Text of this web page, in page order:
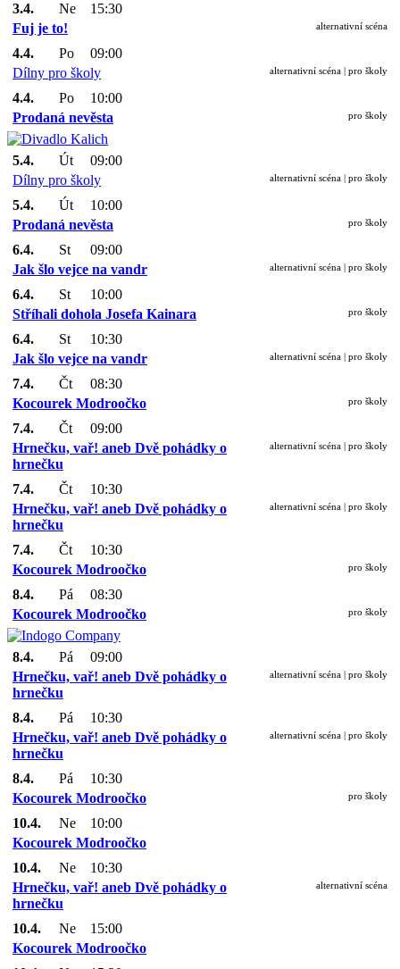
3.4.
Ne
15:30
Fuj je to!
alternativní scéna
4.4. Po
09:00
Dílny pro školy
alternativní scéna | pro školy
4.4. Po
10:00
Prodaná nevěsta
pro školy
5.4. Út
09:00
Dílny pro školy
alternativní scéna | pro školy
5.4. Út
10:00
Prodaná nevěsta
pro školy
6.4. St
09:00
Jak šlo vejce na vandr
alternativní scéna | pro školy
6.4. St
10:00
Stříhali dohola Josefa Kainara
pro školy
6.4. St
10:30
Jak šlo vejce na vandr
alternativní scéna | pro školy
7.4. Čt
08:30
Kocourek Modroočko
pro školy
7.4. Čt
09:00
Hrnečku, vař! aneb Dvě pohádky o
hrnečku
alternativní scéna | pro školy
7.4. Čt
10:30
Hrnečku, vař! aneb Dvě pohádky o
hrnečku
alternativní scéna | pro školy
7.4. Čt
10:30
Kocourek Modroočko
pro školy
8.4. Pá
08:30
Kocourek Modroočko
pro školy
8.4. Pá
09:00
Hrnečku, vař! aneb Dvě pohádky o
hrnečku
alternativní scéna | pro školy
8.4. Pá
10:30
Hrnečku, vař! aneb Dvě pohádky o
hrnečku
alternativní scéna | pro školy
8.4. Pá
10:30
Kocourek Modroočko
pro školy
10.4. Ne
10:00
Kocourek Modroočko
10.4.
Ne
10:30
Hrnečku, vař! aneb Dvě pohádky o
hrnečku
alternativní scéna
10.4. Ne
15:00
Kocourek Modroočko